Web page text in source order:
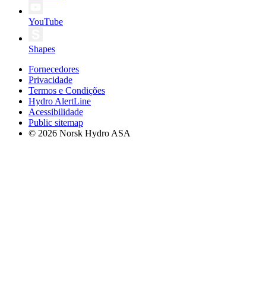
YouTube
Shapes
Fornecedores
Privacidade
Termos e Condições
Hydro AlertLine
Acessibilidade
Public sitemap
© 2026 Norsk Hydro ASA